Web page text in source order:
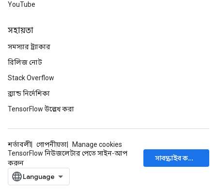
YouTube
সহায়তা
সমস্যার ট্র্যাকার
রিলিজ নোট
Stack Overflow
ব্র্যান্ড নির্দেশিকা
TensorFlow উল্লেখ করা
শর্তাবলী গোপনীয়তা
Manage cookies
TensorFlow নিউজলেটার পেতে সাইন-আপ
করুন
সাবস্ক্রাইব করুন